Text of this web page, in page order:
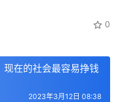
0
现在的社会最容易挣钱
2023年3月12日 08:38